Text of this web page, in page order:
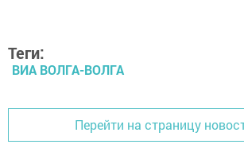
Теги:
ВИА ВОЛГА-ВОЛГА
Перейти на страницу